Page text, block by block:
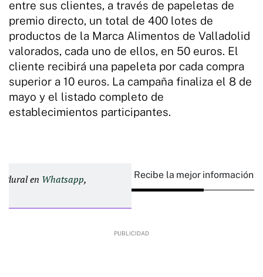
entre sus clientes, a través de papeletas de
premio directo, un total de 400 lotes de
productos de la Marca Alimentos de Valladolid
valorados, cada uno de ellos, en 50 euros. El
cliente recibirá una papeleta por cada compra
superior a 10 euros. La campaña finaliza el 8 de
mayo y el listado completo de
establecimientos participantes.
Plural en Whatsapp, Recibe la mejor información